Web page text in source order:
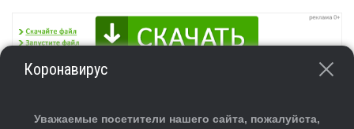
Коронавирус
Уважаемые посетители нашего сайта, пожалуйста,
ГЛАВНАЯ»ФАЙЛЫ
СКАЧАТЬ ПОЗЫ ДЛЯ MMD